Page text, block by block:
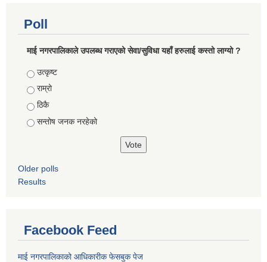
Poll
माई नगरपालिकाले उपलब्ध गराएको सेवा/सुविधा यहाँ हरुलाई कस्तो लाग्यो ?
Choices
उत्कृष्ट
राम्रो
ठिकै
सन्तोष जनक नरहेको
Older polls
Results
Facebook Feed
माई नगरपालिकाको आधिकारीक फेसबुक पेज